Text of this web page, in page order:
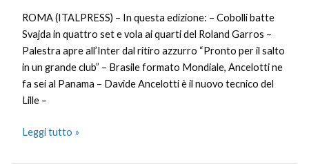
ROMA (ITALPRESS) – In questa edizione: – Cobolli batte
Svajda in quattro set e vola ai quarti del Roland Garros –
Palestra apre all’Inter dal ritiro azzurro “Pronto per il salto
in un grande club” – Brasile formato Mondiale, Ancelotti ne
fa sei al Panama – Davide Ancelotti è il nuovo tecnico del
Lille –
Leggi tutto »